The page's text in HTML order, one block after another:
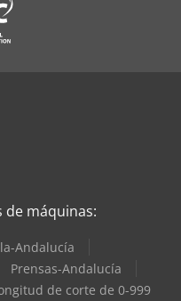
de máquinas:
Andalucía
Prensas-Andalucía
de corte de 0-999